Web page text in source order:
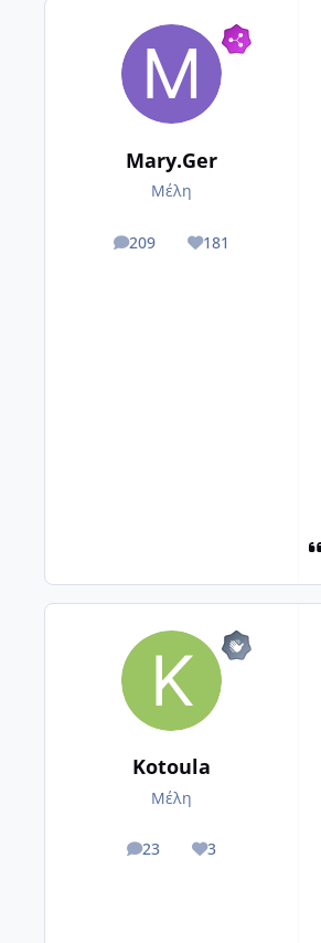
Mary.Ger
Μέλη
209
posts 181
Reputation
Kotoula
Μέλη
23
posts 3
Reputation